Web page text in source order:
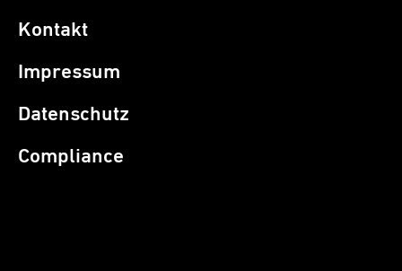
Kontakt
Impressum
Datenschutz
Compliance